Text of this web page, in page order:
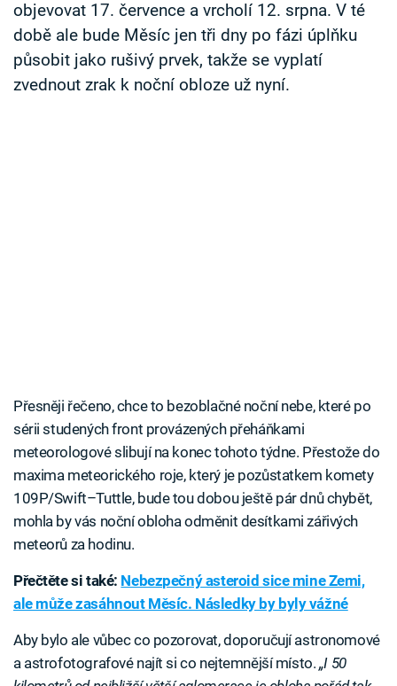
objevovat 17. července a vrcholí 12. srpna. V té
době ale bude Měsíc jen tři dny po fázi úplňku
působit jako rušivý prvek, takže se vyplatí
zvednout zrak k noční obloze už nyní.
Přesněji řečeno, chce to bezoblačné noční nebe, které po
sérii studených front provázených přeháňkami
meteorologové slibují na konec tohoto týdne. Přestože do
maxima meteorického roje, který je pozůstatkem komety
109P/Swift–Tuttle, bude tou dobou ještě pár dnů chybět,
mohla by vás noční obloha odměnit desítkami zářivých
meteorů za hodinu.
Přečtěte si také: Nebezpečný asteroid sice mine Zemi,
ale může zasáhnout Měsíc. Následky by byly vážné
Aby bylo ale vůbec co pozorovat, doporučují astronomové
a astrofotografové najít si co nejtemnější místo. „I 50